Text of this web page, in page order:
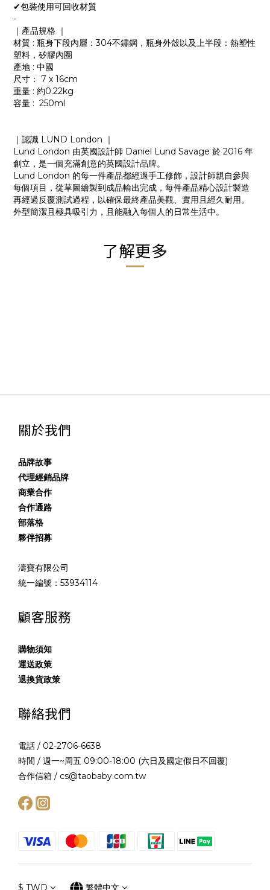
✔包裝使用可回收材質
-
｜產品規格 ｜
材質 : 瓶身下段內層：304不鏽鋼，瓶身外殼以及上半段：熱塑性
塑料，矽膠內圈
產地 : 中國
尺寸： 7 x 16cm
重量 : 約0.22kg
容量 : 250ml
｜認識 LUND London ｜
Lund London 由英國設計師 Daniel Lund Savage 於 2016 年
創立，是一個充滿創意的英國設計品牌。
Lund London 的每一件產品都經過手工修飾，設計師親自參與
每個項目，從草圖繪製到成品輸出完成，每件產品精心設計製造
再經過反覆測試過程，以確保最終產品美觀、實用且經久耐用。
外型簡潔且極具吸引力，且能融入每個人的日常生活中。
了解更多
關於我們
品牌故事
代理經銷品牌
商業合作
合作通路
部落格
夥伴招募
濤寶有限公司
統一編號：53934114
顧客服務
購物須知
運送政策
退換貨政策
聯絡我們
電話 / 02-2706-6638
時間 / 週一~周五 09:00-18:00 (六日及國定假日不回覆)
合作信箱 / cs@taobaby.com.tw
$ TWD 繁體中文